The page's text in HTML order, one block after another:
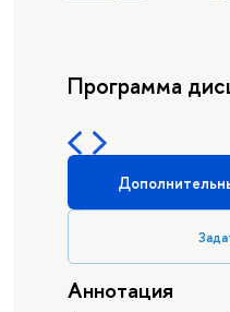
Программа
Аннотация